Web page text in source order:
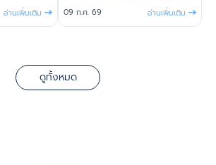
อ่านเพิ่มเติม 09 ก.ค. 69 อ่านเพิ่มเติม
ดูทั้งหมด